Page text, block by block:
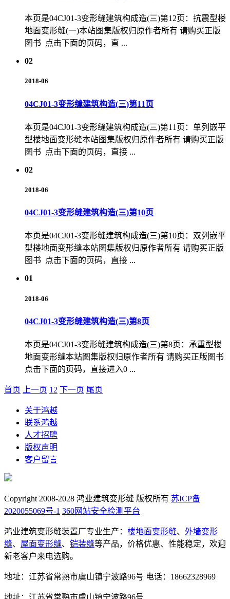
本页是04CJ01-3变形缝建筑构成造(三)第12页：抗震型楼
地面变形缝(一)本站图集版权归原作者所有 请购买正版
图书 点击下面的页码，直 ...
02
2018-06
04CJ01-3变形缝建筑构造(三)第11页
本页是04CJ01-3变形缝建筑构成造(三)第11页：单列嵌平
型楼地面变形缝本站图集版权归原作者所有 请购买正版
图书 点击下面的页码，直接 ...
02
2018-06
04CJ01-3变形缝建筑构造(三)第10页
本页是04CJ01-3变形缝建筑构成造(三)第10页：双列嵌平
型楼地面变形缝本站图集版权归原作者所有 请购买正版
图书 点击下面的页码，直接 ...
01
2018-06
04CJ01-3变形缝建筑构造(三)第8页
本页是04CJ01-3变形缝建筑构成造(三)第8页：承重型楼
地面变形缝本站图集版权归原作者所有 请购买正版图书
点击下面的页码，直接进入0 ...
首页 上一页 1 2 下一页 尾页
关于鸿越
联系鸿越
人才招聘
版权声明
客户留言
Copyright 2008-2028 鸿业建筑变形缝 版权所有 苏ICP备
2020055069号-1 360网站安全检测平台
鸿业建筑变形缝装置厂专业生产： 楼地面变形缝、 外墙变形
缝、 屋面变形缝、 铠装缝等产品，价格优惠、性能稳定，欢迎
新老客户来电选购。
地址：江苏省常熟市虞山镇宁波路96号 电话：18662328969
地址：江苏省常熟市虞山镇宁波路96号